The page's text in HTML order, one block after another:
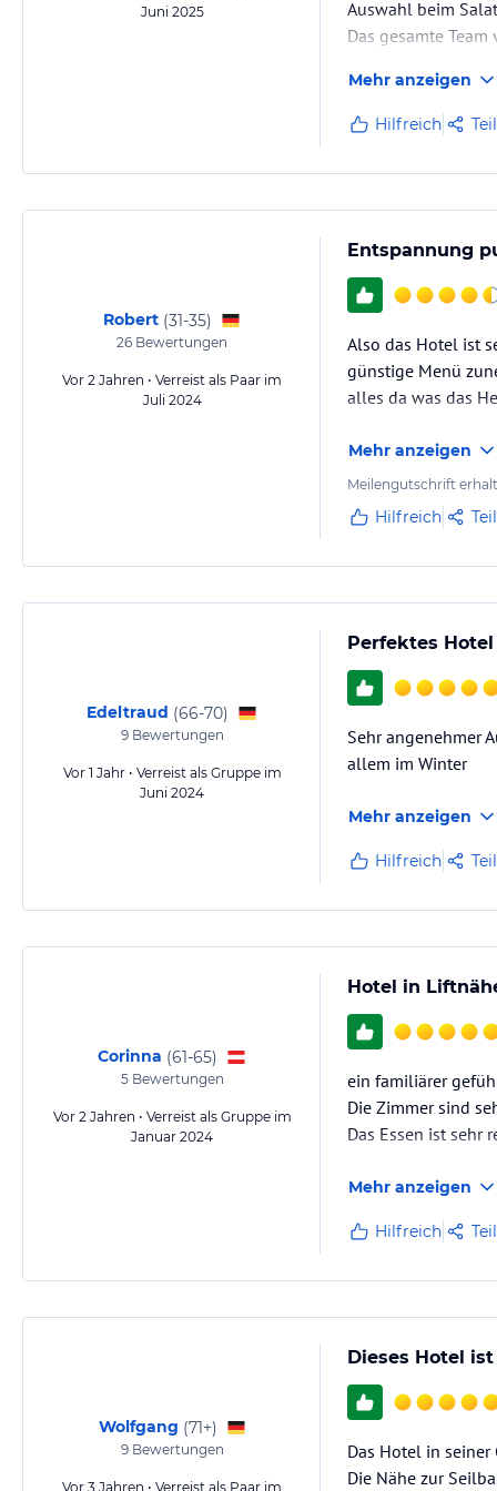
Juni 2025
Auswahl beim
Das gesamte
Mehr anzeigen
Hilfreich
Robert (31-35)
26 Bewertungen
Vor 2 Jahren • Verreist als Paar im
Juli 2024
Entspannung
Also das Hotel ist
günstige Menü
alles da was das
Mehr anzeigen
Meilengutschrift
Hilfreich
Edeltraud (66-70)
9Bewertungen
Vor 1 Jahr • Verreist als Gruppe im
Juni 2024
Perfektes
Sehr angenehmer
allem im Winter
Mehr anzeigen
Hilfreich
Corinna (61-65)
5Bewertungen
Vor 2 Jahren • Verreist als Gruppe im
Januar 2024
Hotel in
ein familiärer
Die Zimmer sind
Das Essen ist sehr
Mehr anzeigen
Hilfreich
Wolfgang (71+)
9Bewertungen
Vor 3 Jahren • Verreist als Paar im
Dieses Hotel
Das Hotel in seiner
Die Nähe zur